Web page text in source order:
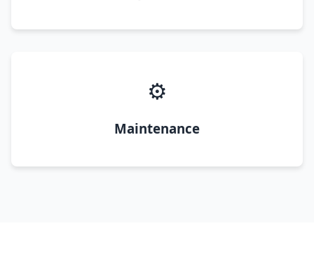
⚙️
Maintenance